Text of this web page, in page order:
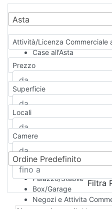
Asta
Attività/Licenza Commerciale
Case all'Asta
Qualsiasi
Appartamento
Casa indipendente
Casa Semi-
Attico/Mansarda
Rustico/Casale
Camera d'Albergo
Multiproprietà
Palazzo/Stabile
Box/Garage
Negozi e Attivita
Prezzo
Superficie
Locali
Camere
Ordine Predefinito
Filtra